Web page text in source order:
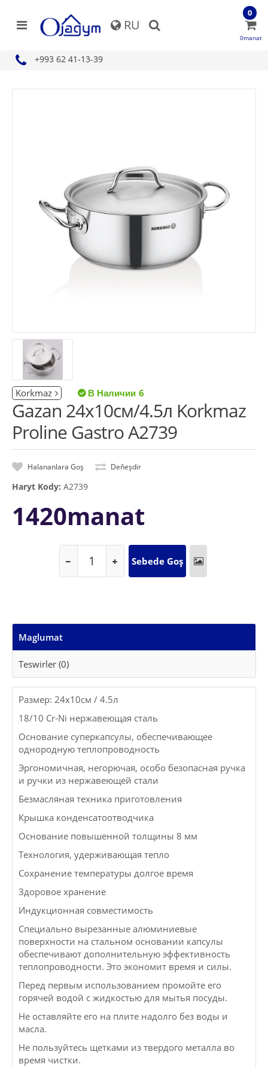
RU
+993 62 41-13-39
0
0manat
Korkmaz 6
Gazan 24x10см/4.5л Korkmaz
Proline Gastro A2739
Halananlara Goş Deňeşdir
Haryt Kody: A2739
1420manat
Maglumat
Teswirler (0)
Размер: 24x10см / 4.5л
18/10 Cr-Ni нержавеющая сталь
Основание суперкапсулы, обеспечивающее
однородную теплопроводность
Эргономичная, негорючая, особо безопасная ручка
и ручки из нержавеющей стали
Безмасляная техника приготовления
Крышка конденсатоотводчика
Основание повышенной толщины 8 мм
Технология, удерживающая тепло
Сохранение температуры долгое время
Здоровое хранение
Индукционная совместимость
Специально вырезанные алюминиевые
поверхности на стальном основании капсулы
обеспечивают дополнительную эффективность
теплопроводности. Это экономит время и силы.
Перед первым использованием промойте его
горячей водой с жидкостью для мытья посуды.
Не оставляйте его на плите надолго без воды и
масла.
Не пользуйтесь щетками из твердого металла во
время чистки.